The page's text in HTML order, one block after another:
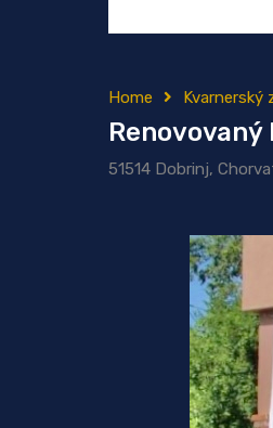
Home Kvarnerský
51514 Dobrinj,